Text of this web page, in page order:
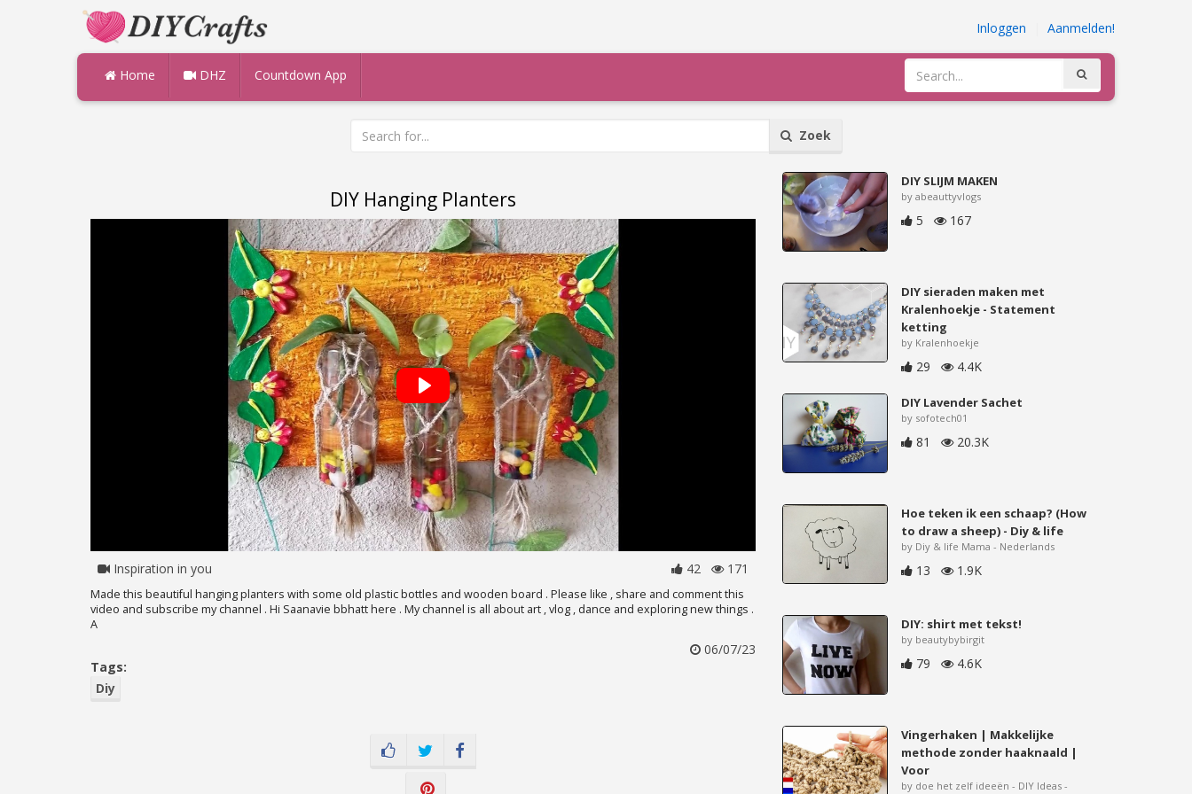
Inloggen Aanmelden!
Home DHZ Countdown App
Zoek
DIY Hanging Planters
Inspiration in you 42 171
Made this beautiful hanging planters with some old plastic bottles and wooden board . Please like , share and comment this
video and subscribe my channel . Hi Saanavie bbhatt here . My channel is all about art , vlog , dance and exploring new things .
A
06/07/23
Tags:
Diy
DIY SLIJM MAKEN
by abeauttyvlogs
5 167
DIY sieraden maken met
Kralenhoekje - Statement
ketting
by Kralenhoekje
29 4.4K
DIY Lavender Sachet
by sofotech01
81 20.3K
Hoe teken ik een schaap? (How
to draw a sheep) - Diy & life
by Diy & life Mama - Nederlands
13 1.9K
DIY: shirt met tekst!
by beautybybirgit
79 4.6K
Vingerhaken | Makkelijke
methode zonder haaknaald |
Voor
by doe het zelf ideeën - DIY Ideas -